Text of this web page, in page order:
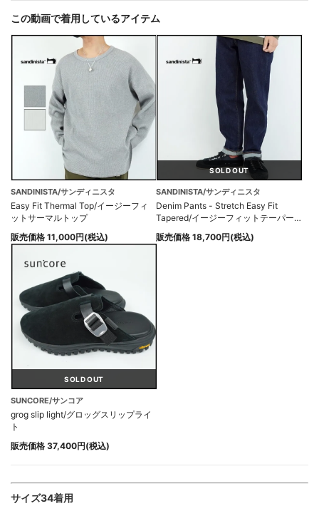
この動画で着用しているアイテム
SANDINISTA/サンディニスタ
Easy Fit Thermal Top/イージーフィ
ットサーマルトップ
販売価格 11,000円(税込)
SOLD OUT
SANDINISTA/サンディニスタ
Denim Pants - Stretch Easy Fit
Tapered/イージーフィットテーパー
販売価格 18,700円(税込)
SOLD OUT
SUNCORE/サンコア
grog slip light/グロッグスリップライ
ト
販売価格 37,400円(税込)
サイズ34着用